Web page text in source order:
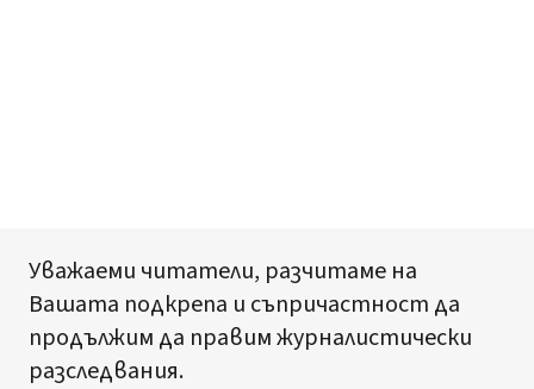
Уважаеми читатели, разчитаме на
Вашата подкрепа и съпричастност да
продължим да правим журналистически
разследвания.